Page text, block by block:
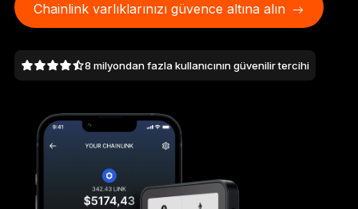
Güvenilir yedekleme koruması
Donanım Cüzdanlar
Chainlink varlıklarınızı güvence altına alın
8 milyondan fazla kullanıcının güvenilir tercihi